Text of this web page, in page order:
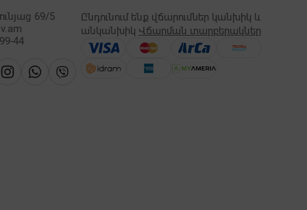
69/5
44
Ընդունում ենք վճարումներ կանխիկ և
անկանխիկ Վճարման տարբերակներ